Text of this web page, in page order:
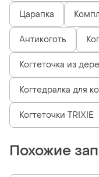
Царапка
Антикоготь
Когтеточка из
Когтедралка для
Когтеточки TRIXIE
Похожие